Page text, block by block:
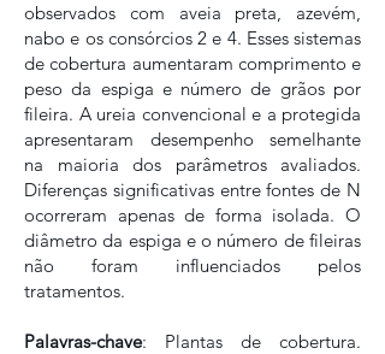
observados com aveia preta, azevém,
nabo e os consórcios 2 e 4. Esses sistemas
de cobertura aumentaram comprimento e
peso da espiga e número de grãos por
fileira. A ureia convencional e a protegida
apresentaram desempenho semelhante
na maioria dos parâmetros avaliados.
Diferenças significativas entre fontes de N
ocorreram apenas de forma isolada. O
diâmetro da espiga e o número de fileiras
não foram influenciados pelos
tratamentos.
Palavras-chave: Plantas de cobertura.